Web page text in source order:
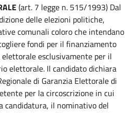
(art. 7 legge n. 515/1993) Dal
delle elezioni politiche,
comunali coloro che intendano
fondi per il finanziamento
esclusivamente per il
elettorale. Il candidato dichiara
di Garanzia Elettorale di
per la circoscrizione in cui
candidatura, il nominativo del